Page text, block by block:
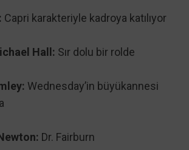
Capri karakteriyle kadroya katılıyor
Hall: Sır dolu bir rolde
Wednesday’in büyükannesi
Dr. Fairburn